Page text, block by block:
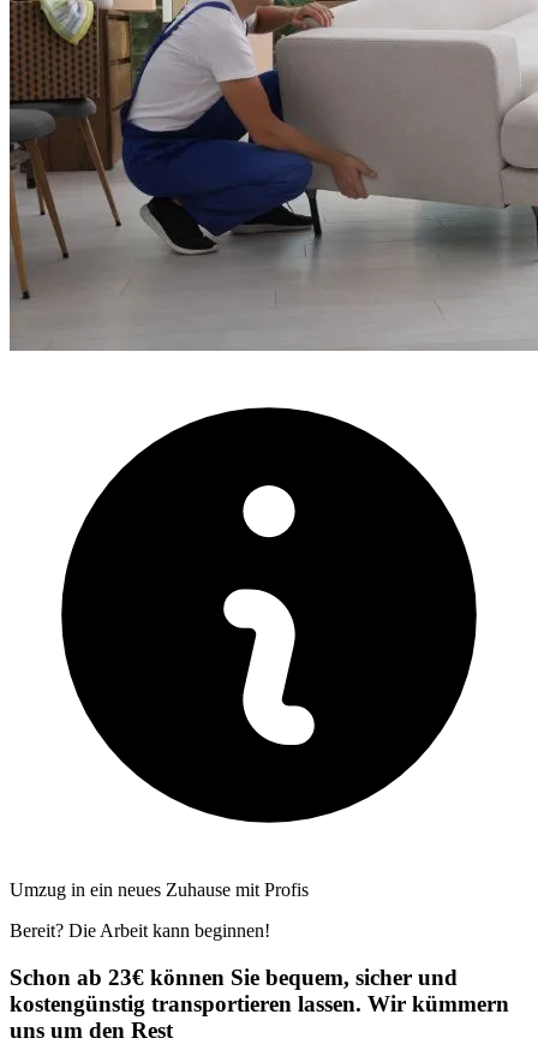
Umzug in ein neues Zuhause mit Profis
Bereit? Die Arbeit kann beginnen!
Schon ab 23€ können Sie bequem, sicher und
kostengünstig transportieren lassen. Wir kümmern
uns um den Rest